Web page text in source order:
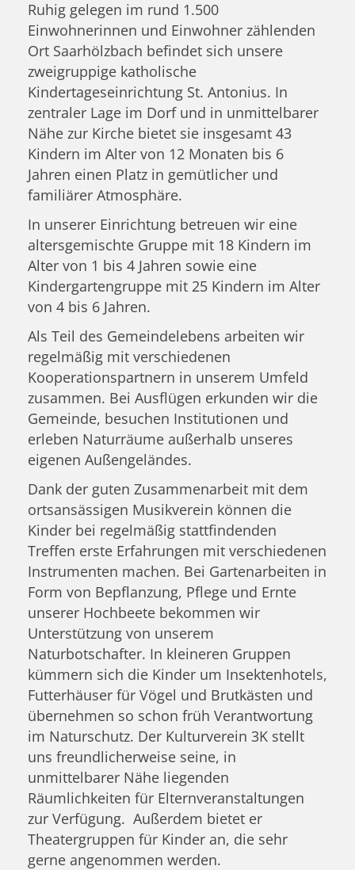
Ruhig gelegen im rund 1.500
Einwohnerinnen und Einwohner zählenden
Ort Saarhölzbach befindet sich unsere
zweigruppige katholische
Kindertageseinrichtung St. Antonius. In
zentraler Lage im Dorf und in unmittelbarer
Nähe zur Kirche bietet sie insgesamt 43
Kindern im Alter von 12 Monaten bis 6
Jahren einen Platz in gemütlicher und
familiärer Atmosphäre.
In unserer Einrichtung betreuen wir eine
altersgemischte Gruppe mit 18 Kindern im
Alter von 1 bis 4 Jahren sowie eine
Kindergartengruppe mit 25 Kindern im Alter
von 4 bis 6 Jahren.
Als Teil des Gemeindelebens arbeiten wir
regelmäßig mit verschiedenen
Kooperationspartnern in unserem Umfeld
zusammen. Bei Ausflügen erkunden wir die
Gemeinde, besuchen Institutionen und
erleben Naturräume außerhalb unseres
eigenen Außengeländes.
Dank der guten Zusammenarbeit mit dem
ortsansässigen Musikverein können die
Kinder bei regelmäßig stattfindenden
Treffen erste Erfahrungen mit verschiedenen
Instrumenten machen. Bei Gartenarbeiten in
Form von Bepflanzung, Pflege und Ernte
unserer Hochbeete bekommen wir
Unterstützung von unserem
Naturbotschafter. In kleineren Gruppen
kümmern sich die Kinder um Insektenhotels,
Futterhäuser für Vögel und Brutkästen und
übernehmen so schon früh Verantwortung
im Naturschutz. Der Kulturverein 3K stellt
uns freundlicherweise seine, in
unmittelbarer Nähe liegenden
Räumlichkeiten für Elternveranstaltungen
zur Verfügung. Außerdem bietet er
Theatergruppen für Kinder an, die sehr
gerne angenommen werden.